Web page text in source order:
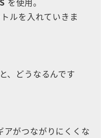
ルを入れていきま
、どうなるんです
アがつながりにくくな